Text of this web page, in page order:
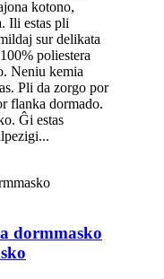
kotono,
Ili estas pli
sur delikata
poliestera
Neniu kemia
Pli da zorgo por
flanka dormado.
Ĝi estas
dormmasko